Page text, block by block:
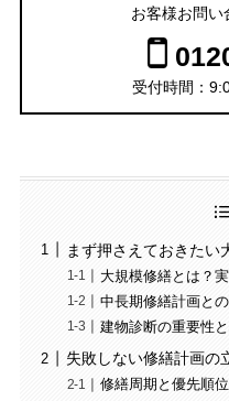
お客様お問い
受付時間：
まず押さえておきたい
大規模修繕とは？
中長期修繕計画と
建物診断の重要性
失敗しない修繕計画の
修繕周期と優先順